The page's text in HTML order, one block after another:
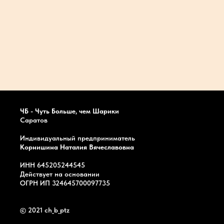
ЧБ - Чуть Больше, чем Шарики
Саратов
Индивидуальный предприниматель
Корнишина Наталия Вячеславовна
ИНН 645205244545
Действует на основании
ОГРН ИП 324645700097735
© 2021 ch_b_ptz